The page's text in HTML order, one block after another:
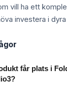
vill ha ett
investera i
får plats i